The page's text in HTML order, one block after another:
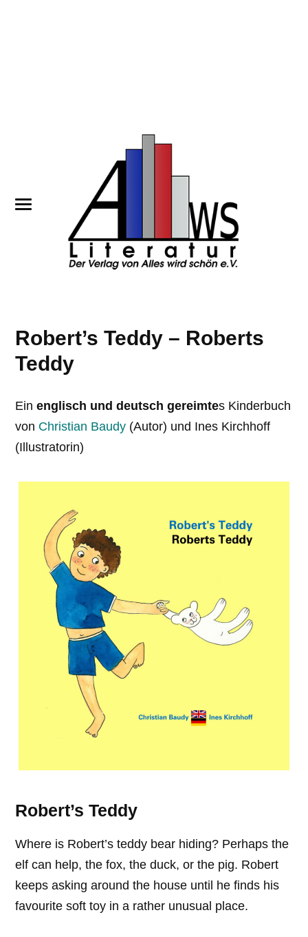
Robert’s Teddy – Roberts
Teddy
Ein englisch und deutsch gereimtes Kinderbuch
von Christian Baudy (Autor) und Ines Kirchhoff
(Illustratorin)
Robert’s Teddy
Where is Robert’s teddy bear hiding? Perhaps the
elf can help, the fox, the duck, or the pig. Robert
keeps asking around the house until he finds his
favourite soft toy in a rather unusual place.